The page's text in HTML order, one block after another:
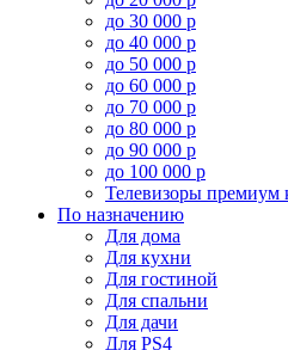
до 30 000 р
до 40 000 р
до 50 000 р
до 60 000 р
до 70 000 р
до 80 000 р
до 90 000 р
до 100 000 р
Телевизоры премиум
По назначению
Для дома
Для кухни
Для гостиной
Для спальни
Для дачи
Для PS4